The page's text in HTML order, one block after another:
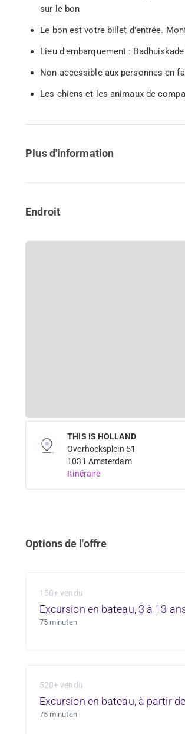
sur le bon
Le bon est votre billet d'entrée.
Lieu d'embarquement :
Non accessible aux personnes en
Les chiens et les animaux de
Plus d'information
Endroit
THIS IS HOLLAND
Overhoeksplein 51
1031 Amsterdam
Itinéraire
Options de l'offre
150+ vendu
Excursion en bateau, 3 à 13
75 minuten
520+ vendu
Excursion en bateau, à partir
75 minuten